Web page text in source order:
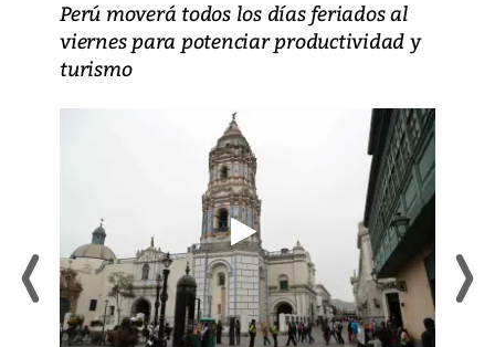
Perú moverá todos los días feriados al
viernes para potenciar productividad y
turismo